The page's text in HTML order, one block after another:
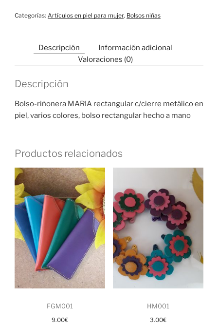
Categorías: Artículos en piel para mujer, Bolsos niñas
Descripción
Información adicional
Valoraciones (0)
Descripción
Bolso-riñonera MARIA rectangular c/cierre metálico en
piel, varios colores, bolso rectangular hecho a mano
Productos relacionados
FGM001
9.00€
HM001
3.00€